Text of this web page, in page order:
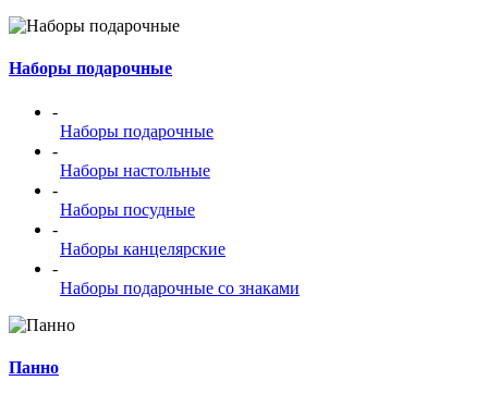
Наборы подарочные
-
Наборы подарочные
-
Наборы настольные
-
Наборы посудные
-
Наборы канцелярские
-
Наборы подарочные со знаками
Панно